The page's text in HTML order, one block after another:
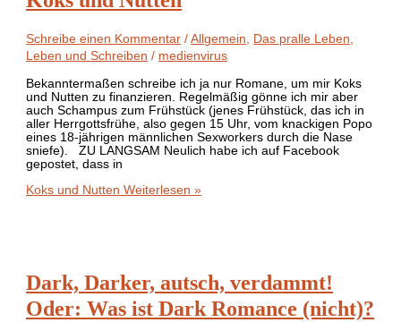
Schreibe einen Kommentar /Allgemein, Das pralle Leben,
Leben und Schreiben / medienvirus
Bekanntermaßen schreibe ich ja nur Romane, um mir Koks
und Nutten zu finanzieren. Regelmäßig gönne ich mir aber
auch Schampus zum Frühstück (jenes Frühstück, das ich in
aller Herrgottsfrühe, also gegen 15 Uhr, vom knackigen Popo
eines 18-jährigen männlichen Sexworkers durch die Nase
sniefe). ZU LANGSAM Neulich habe ich auf Facebook
gepostet, dass in
Koks und Nutten Weiterlesen »
Dark, Darker, autsch, verdammt!
Oder: Was ist Dark Romance (nicht)?